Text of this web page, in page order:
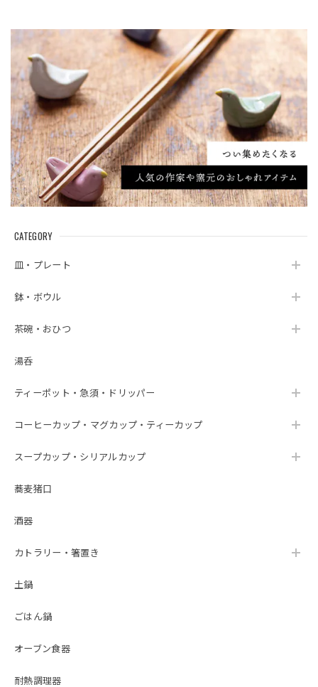
CATEGORY
皿・プレート
鉢・ボウル
茶碗・おひつ
湯呑
ティーポット・急須・ドリッパー
コーヒーカップ・マグカップ・ティーカップ
スープカップ・シリアルカップ
蕎麦猪口
酒器
カトラリー・箸置き
土鍋
ごはん鍋
オーブン食器
耐熱調理器